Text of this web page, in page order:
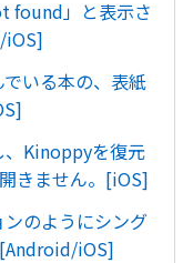
found」と表示さ
iOS]
いる本の、表紙
Kinoppyを復元
きません。[iOS]
のようにシング
iOS]